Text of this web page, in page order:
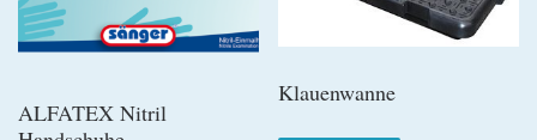
ALFATEX Nitril
Klauenwanne